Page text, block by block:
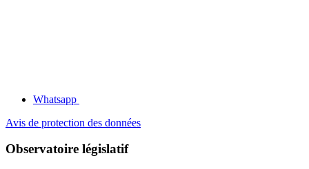
Whatsapp
Avis de protection des données
Observatoire législatif